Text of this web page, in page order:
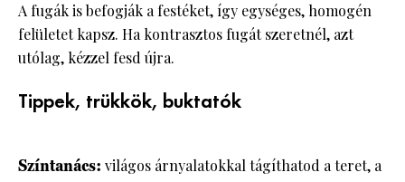
A fugák is befogják a festéket, így egységes, homogén
felületet kapsz. Ha kontrasztos fugát szeretnél, azt
utólag, kézzel fesd újra.
Tippek, trükkök, buktatók
Színtanács: világos árnyalatokkal tágíthatod a teret, a